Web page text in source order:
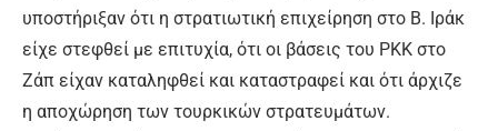
υποστήριξαν ότι η στρατιωτική επιχείρηση στο Β. Ιράκ
είχε στεφθεί με επιτυχία, ότι οι βάσεις του PKK στο
Ζάπ είχαν καταληφθεί και καταστραφεί και ότι άρχιζε
η αποχώρηση των τουρκικών στρατευμάτων.